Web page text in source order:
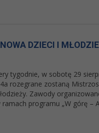
DZIECI I
tygodnie, w sobotę 29
rozegrane zostaną
Zawody
programu „W górę –